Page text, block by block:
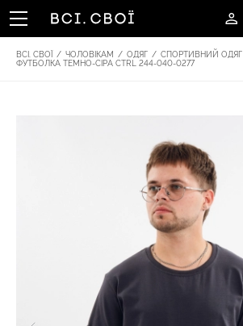
ВСІ. СВОЇ / ЧОЛОВІКАМ / ОДЯГ / СПОРТИВНИЙ ОДЯГ
ФУТБОЛКА ТЕМНО-СІРА CTRL 244-040-0277